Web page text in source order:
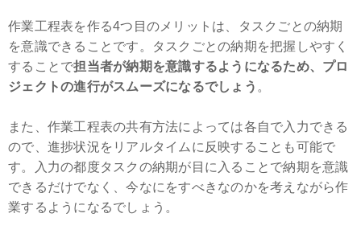
作業工程表を作る4つ目のメリットは、タスクごとの納期
を意識できることです。タスクごとの納期を把握しやすく
することで担当者が納期を意識するようになるため、プロ
ジェクトの進行がスムーズになるでしょう 。
また、作業工程表の共有方法によっては各自で入力できる
ので、進捗状況をリアルタイムに反映することも可能で
す。入力の都度タスクの納期が目に入ることで納期を意識
できるだけでなく、今なにをすべきなのかを考えながら作
業するようになるでしょう。